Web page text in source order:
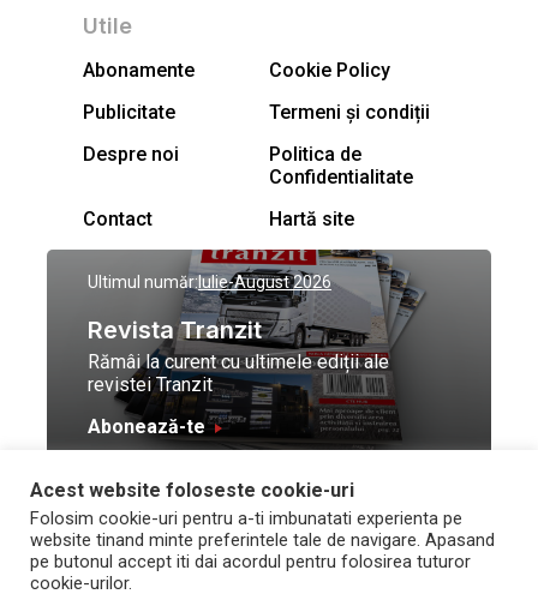
Utile
Abonamente
Cookie Policy
Publicitate
Termeni și condiții
Despre noi
Politica de
Confidentialitate
Contact
Hartă site
Ultimul număr:Iulie-August 2026
Revista Tranzit
Rămâi la curent cu ultimele ediții ale
revistei Tranzit
Abonează-te
© Toate drepturile
rezervate Trafic Media
2026
Design by
and development byNeo
Vision Technologies
Acest website foloseste cookie-uri
Folosim cookie-uri pentru a-ti imbunatati experienta pe
website tinand minte preferintele tale de navigare. Apasand
pe butonul accept iti dai acordul pentru folosirea tuturor
cookie-urilor.